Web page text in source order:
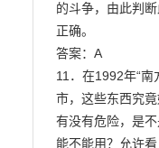
的斗争，由此判
正确。
答案：A
11．在1992年“南
市，这些东西究竟
有没有危险，是
能不能用？允许